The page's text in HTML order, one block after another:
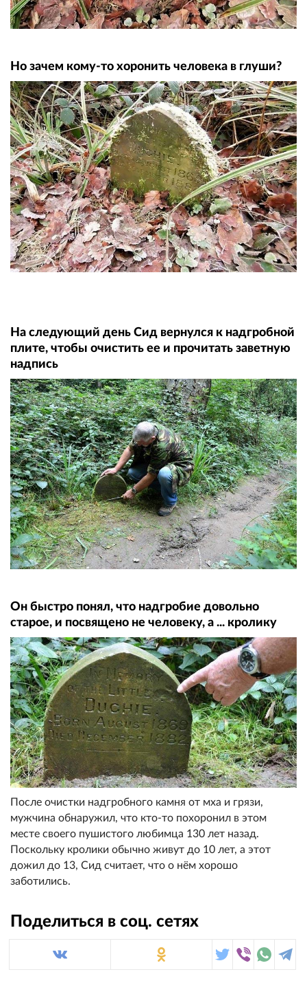
Но зачем кому-то хоронить человека в глуши?
На следующий день Сид вернулся к надгробной
плите, чтобы очистить ее и прочитать заветную
надпись
Он быстро понял, что надгробие довольно
старое, и посвящено не человеку, а ... кролику
После очистки надгробного камня от мха и грязи,
мужчина обнаружил, что кто-то похоронил в этом
месте своего пушистого любимца 130 лет назад.
Поскольку кролики обычно живут до 10 лет, а этот
дожил до 13, Сид считает, что о нём хорошо
заботились.
Поделиться в соц. сетях